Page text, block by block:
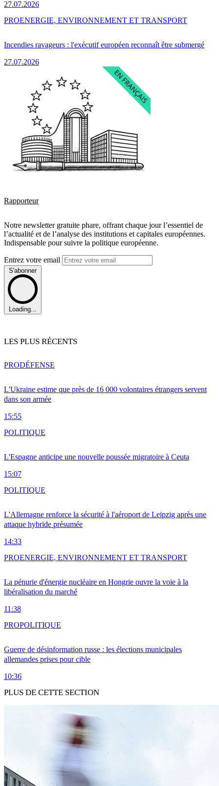
27.07.2026
Incendies ravageurs : l'exécutif européen reconnaît être submergé
27.07.2026
PROENERGIE, ENVIRONNEMENT ET TRANSPORT
Rapporteur
Notre newsletter gratuite phare, offrant chaque jour l’essentiel de
l’actualité et de l’analyse des institutions et capitales européennes.
Indispensable pour suivre la politique européenne.
Entrez votre email
S'abonner
Loading...
LES PLUS RÉCENTS
L'Ukraine estime que près de 16 000 volontaires étrangers servent
dans son armée
15:55
PRODÉFENSE
L'Espagne anticipe une nouvelle poussée migratoire à Ceuta
15:07
POLITIQUE
L'Allemagne renforce la sécurité à l'aéroport de Leipzig après une
attaque hybride présumée
14:33
POLITIQUE
La pénurie d'énergie nucléaire en Hongrie ouvre la voie à la
libéralisation du marché
11:38
PROENERGIE, ENVIRONNEMENT ET TRANSPORT
Guerre de désinformation russe : les élections municipales
allemandes prises pour cible
10:36
PROPOLITIQUE
PLUS DE CETTE SECTION